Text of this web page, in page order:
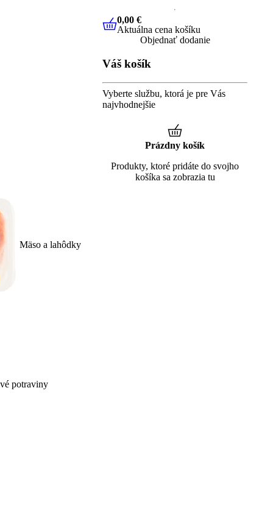
Mäso a lahôdky
potraviny
0,00 €Aktuálna cena košíku
0,00 €
Aktuálna cena košíku
Objednať dodanie
Váš košík
Vyberte službu, ktorá je pre Vás
najvhodnejšie
Prázdny košík
Produkty, ktoré pridáte do svojho
košíka sa zobrazia tu